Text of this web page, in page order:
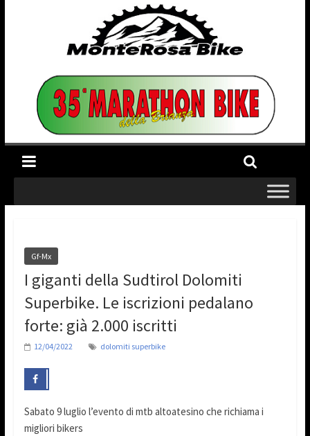
Gf-Mx
I giganti della Sudtirol Dolomiti
Superbike. Le iscrizioni pedalano
forte: già 2.000 iscritti
12/04/2022 dolomiti superbike
Sabato 9 luglio l’evento di mtb altoatesino che richiama i
migliori bikers